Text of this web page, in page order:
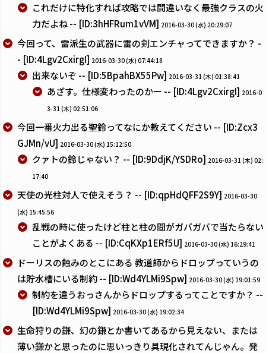
これだけに特化すれば攻略では間違いなく最強クラスの火
力だよね -- [ID:3hHFRum1vVM] 2016-03-30 (水) 20:29:07
今回って、雷派生の武器に雷の剣エンチャってできますか？ -
- [ID:4Lgv2CxirgI] 2016-03-30 (水) 07:44:18
出来ないぞ -- [ID:5BpahBX55Pw] 2016-03-31 (木) 01:38:41
あざす。仕様変わったのかー -- [ID:4Lgv2CxirgI] 2016-0
3-31 (木) 02:51:06
今回一番火力出る聖鈴ってなにか教えてください -- [ID:Zcx3
GJMn/vU] 2016-03-30 (水) 15:12:50
クァトの鈴じゃない？ -- [ID:9DdjK/YSDRo] 2016-03-31 (木) 02:
17:40
天使の光柱対人で使えそう？ -- [ID:qpHdQFF2S9Y] 2016-03-30
(水) 15:45:56
乱戦の時に使ったけど柱と柱の間がガバガバで当たらない
ことがよくある -- [ID:CqKXp1ERf5U] 2016-03-30 (水) 16:29:41
ドーリスの蝕みのとこにある 教道師からドロップっていうの
は貯水槽にいる制約 -- [ID:Wd4YLMi9Spw] 2016-03-30 (水) 19:01:59
制約を違うおっさんからドロップするってことですか？ --
[ID:Wd4YLMi9Spw] 2016-03-30 (水) 19:02:34
生命狩りの鎌、幻の鎌とか書いてあるから見えない、または
薄い鎌かと思ったのに思いっきり具現化されてんじゃん。発